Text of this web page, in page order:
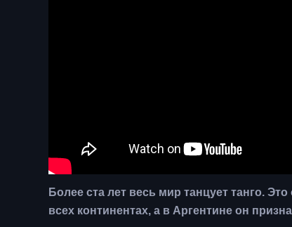
Более ста лет весь мир танцует танго.
всех континентах, а в Аргентине он